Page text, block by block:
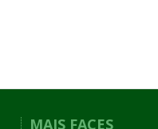
MAIS FACES